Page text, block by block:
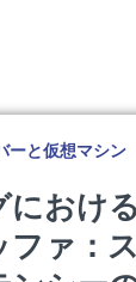
ーと仮想マシン
おけ
ファ：